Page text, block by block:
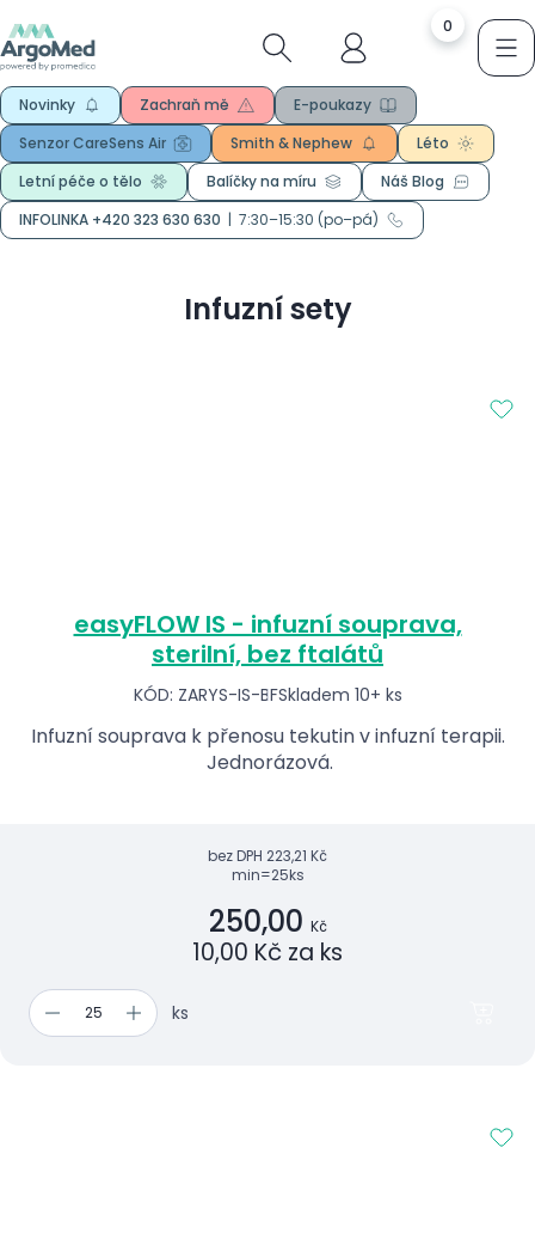
0
Novinky Zachraň mě
E-poukazy
Senzor CareSens Air
Smith & Nephew
Léto
Letní péče o tělo
Balíčky na míru
Náš Blog
INFOLINKA +420 323 630 630 | 7:30–15:30 (po–pá)
Infuzní sety
easyFLOW IS - infuzní souprava,
sterilní, bez ftalátů
KÓD: ZARYS-IS-BFSkladem 10+ ks
Infuzní souprava k přenosu tekutin v infuzní terapii.
Jednorázová.
bez DPH 223,21 Kč
min=25ks
250,00 Kč
10,00 Kč za ks
ks